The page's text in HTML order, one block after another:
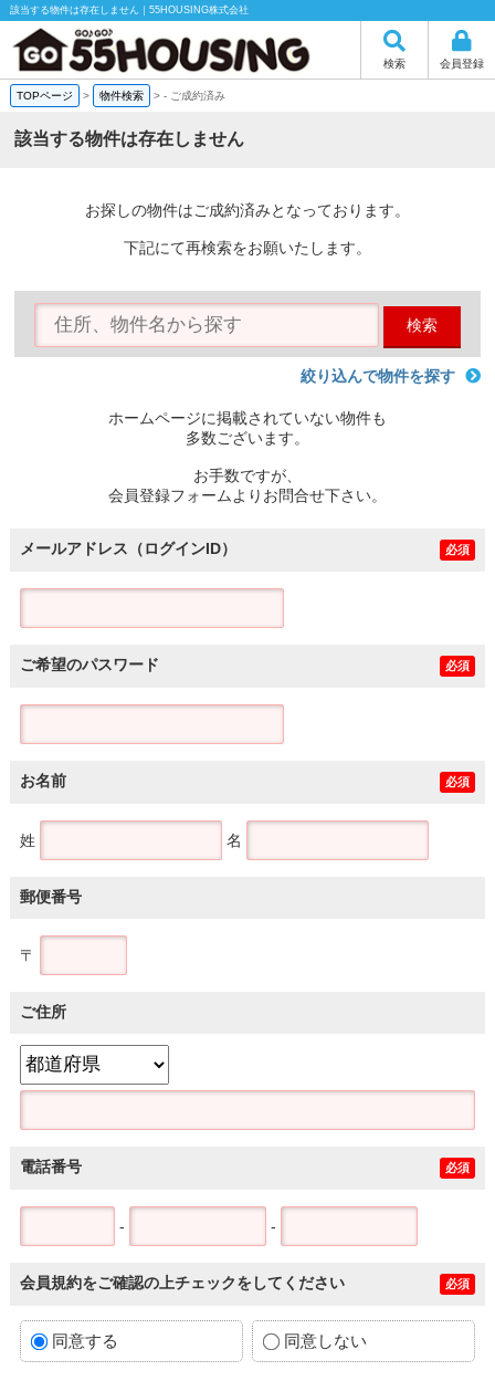
該当する物件は存在しません｜55HOUSING株式会社
検索 会員登録
TOPページ > 物件検索 >- ご成約済み
該当する物件は存在しません
お探しの物件はご成約済みとなっております。
下記にて再検索をお願いたします。
検索
絞り込んで物件を探す
ホームページに掲載されていない物件も
多数ございます。
お手数ですが、
会員登録フォームよりお問合せ下さい。
メールアドレス（ログインID） 必須
ご希望のパスワード 必須
お名前 必須
姓 名
郵便番号
〒
ご住所
電話番号 必須
- -
会員規約をご確認の上チェックをしてください 必須
同意する 同意しない